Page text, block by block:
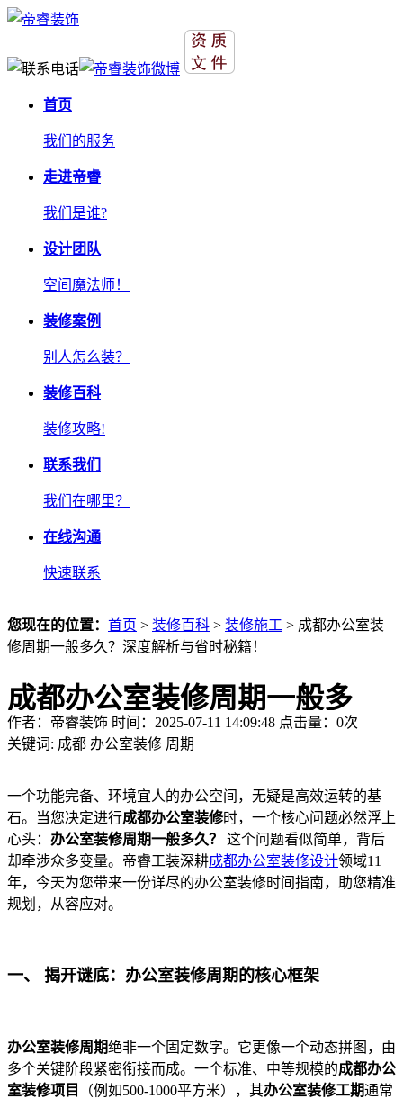
首页
我们的服务
走进帝睿
我们是谁?
设计团队
空间魔法师！
装修案例
别人怎么装？
装修百科
装修攻略!
联系我们
我们在哪里？
在线沟通
快速联系
您现在的位置： 首页 > 装修百科 > 装修施工 > 成都办公室装
修周期一般多久？深度解析与省时秘籍！
成都办公室装修周期一般多
久？深度解析与省时秘籍！
作者：帝睿装饰 时间：2025-07-11 14:09:48 点击量： 0次
关键词: 成都 办公室装修 周期
一个功能完备、环境宜人的办公空间，无疑是高效运转的基
石。当您决定进行成都办公室装修时，一个核心问题必然浮上
心头： 办公室装修周期一般多久？
这个问题看似简单，背后
却牵涉众多变量。帝睿工装深耕成都办公室装修设计领域11
年，今天为您带来一份详尽的办公室装修时间指南，助您精准
规划，从容应对。
一、 揭开谜底：办公室装修周期的核心框架
办公室装修周期绝非一个固定数字。它更像一个动态拼图，由
多个关键阶段紧密衔接而成。一个标准、中等规模的成都办公
室装修项目
（例如500-1000平方米），其办公室装修工期通常